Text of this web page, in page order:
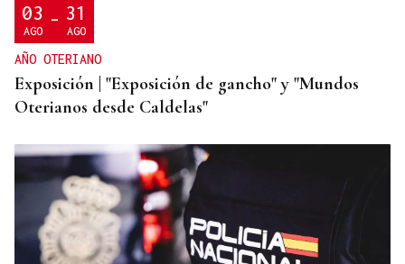
03
AGO - 31
AGO
AÑO OTERIANO
Exposición | "Exposición de gancho" y "Mundos
Oterianos desde Caldelas"